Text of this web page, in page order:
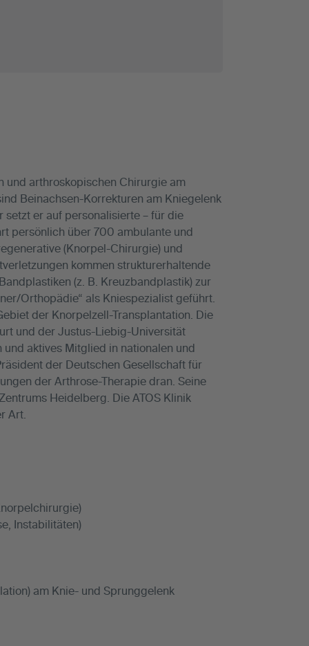
und arthroskopischen Chirurgie am
Beinachsen-Korrekturen am Kniegelenk
setzt er auf personalisierte – für die
persönlich über 700 ambulante und
(Knorpel-Chirurgie) und
kommen strukturerhaltende
(z. B. Kreuzbandplastik) zur
Orthopädie“ als Kniespezialist geführt.
der Knorpelzell-Transplantation. Die
und der Justus-Liebig-Universität
aktives Mitglied in nationalen und
der Deutschen Gesellschaft für
der Arthrose-Therapie dran. Seine
Heidelberg. Die ATOS Klinik
Art.
Instabilitäten)
am Knie- und Sprunggelenk